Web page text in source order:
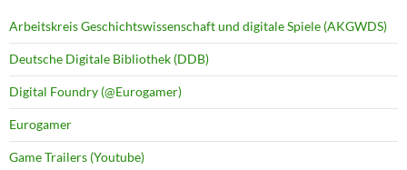
Arbeitskreis Geschichtswissenschaft und digitale Spiele (AKGWDS)
Deutsche Digitale Bibliothek (DDB)
Digital Foundry (@Eurogamer)
Eurogamer
Game Trailers (Youtube)